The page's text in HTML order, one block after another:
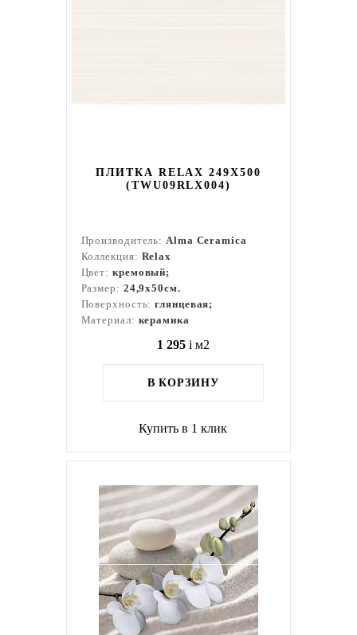
ПЛИТКА RELAX 249X500
(TWU09RLX004)
Производитель:Alma Ceramica
Коллекция: Relax
Цвет: кремовый;
Размер: 24,9x50см.
Поверхность:глянцевая;
Материал: керамика
1 295 i м2
В КОРЗИНУ
Купить в 1 клик